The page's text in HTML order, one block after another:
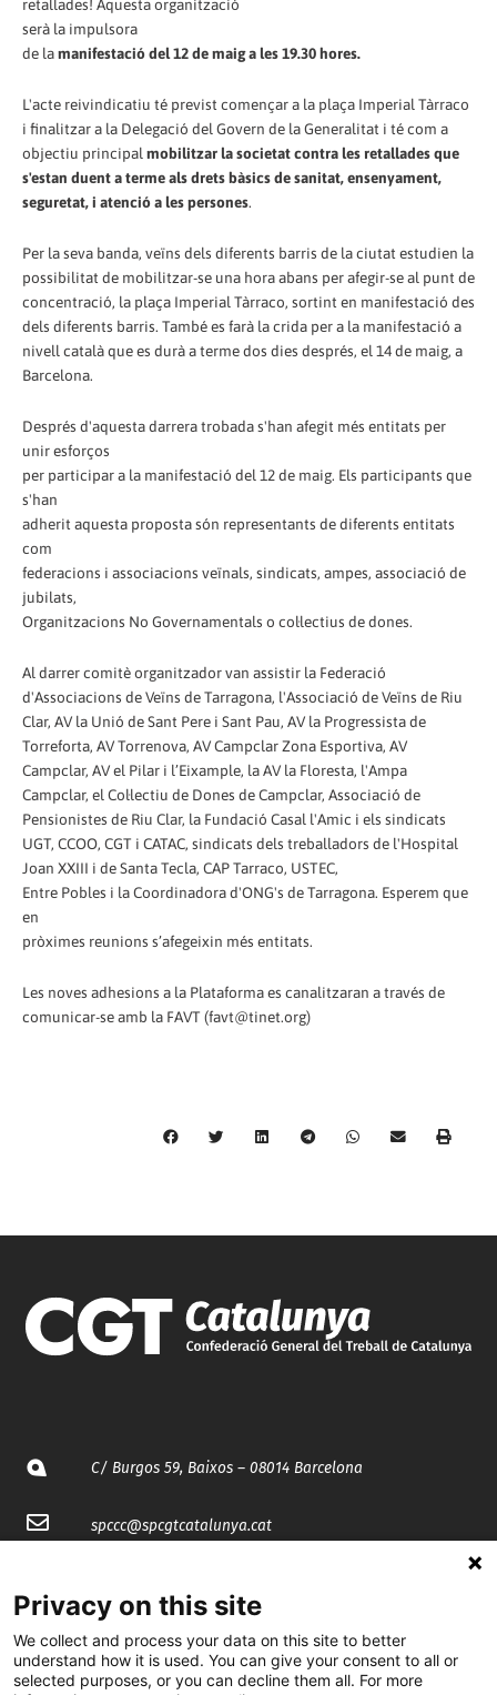
retallades! Aquesta organització
serà la impulsora
de lamanifestació del 12 de maig a les 19.30 hores.
L'acte reivindicatiu té previst començar a la plaça Imperial Tàrraco
i finalitzar a la Delegació del Govern de la Generalitat i té com a
objectiu principal mobilitzar la societat contra les retallades que
s'estan duent a terme als drets bàsics de sanitat, ensenyament,
seguretat, i atenció a les persones.
Per la seva banda, veïns dels diferents barris de la ciutat estudien la
possibilitat de mobilitzar-se una hora abans per afegir-se al punt de
concentració, la plaça Imperial Tàrraco, sortint en manifestació des
dels diferents barris. També es farà la crida per a la manifestació a
nivell català que es durà a terme dos dies després, el 14 de maig, a
Barcelona.
Després d'aquesta darrera trobada s'han afegit més entitats per
unir esforços
per participar a la manifestació del 12 de maig. Els participants que
s'han
adherit aquesta proposta són representants de diferents entitats
com
federacions i associacions veïnals, sindicats, ampes, associació de
jubilats,
Organitzacions No Governamentals o col·lectius de dones.
Al darrer comitè organitzador van assistir la Federació
d'Associacions de Veïns de Tarragona, l'Associació de Veïns de Riu
Clar, AV la Unió de Sant Pere i Sant Pau, AV la Progressista de
Torreforta, AV Torrenova, AV Campclar Zona Esportiva, AV
Campclar, AV el Pilar i l’Eixample, la AV la Floresta, l'Ampa
Campclar, el Col·lectiu de Dones de Campclar, Associació de
Pensionistes de Riu Clar, la Fundació Casal l'Amic i els sindicats
UGT, CCOO, CGT i CATAC, sindicats dels treballadors de l'Hospital
Joan XXIII i de Santa Tecla, CAP Tarraco, USTEC,
Entre Pobles i la Coordinadora d'ONG's de Tarragona. Esperem que
en
pròximes reunions s’afegeixin més entitats.
Les noves adhesions a la Plataforma es canalitzaran a través de
comunicar-se amb la FAVT (favt@tinet.org)
C/ Burgos 59, Baixos – 08014 Barcelona
spccc@spcgtcatalunya.cat
@CGTCatalunya
cgtcatalunya
Privacy on this site
We collect and process your data on this site to better
understand how it is used. You can give your consent to all or
selected purposes, or you can decline them all. For more